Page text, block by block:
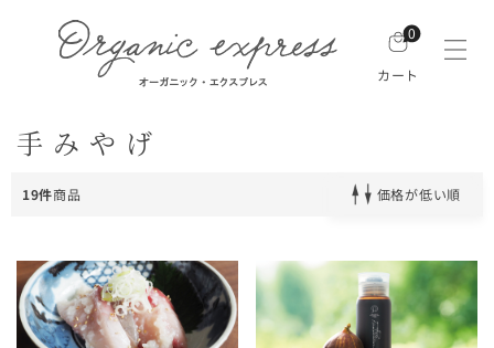
0
カート
手みやげ
19件商品 価格が低い順